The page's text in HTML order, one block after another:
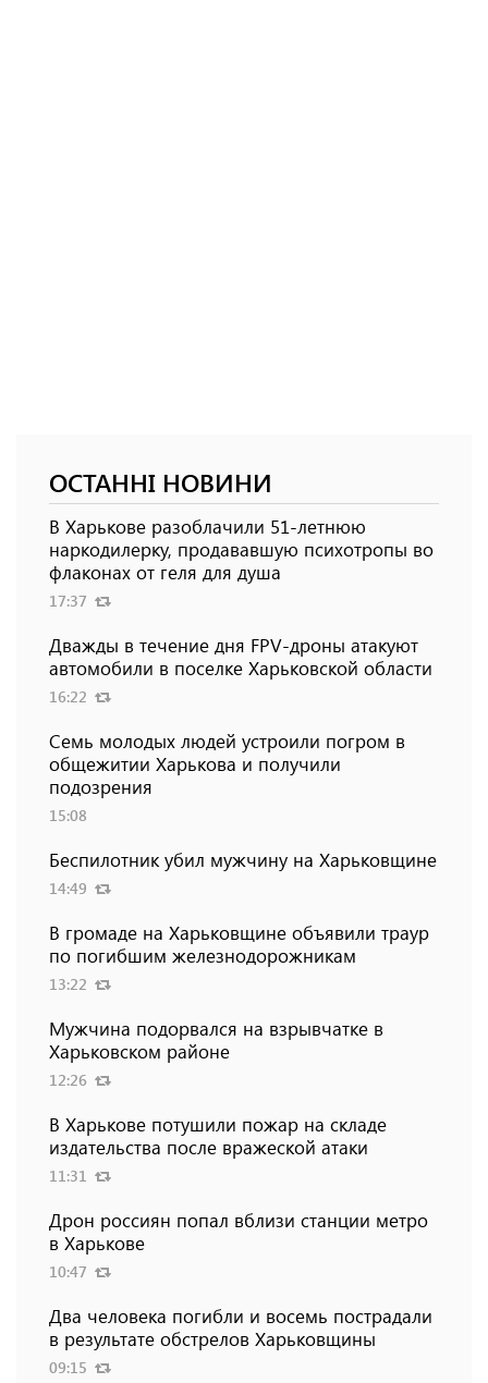
ОСТАННІ НОВИНИ
В Харькове разоблачили 51-летнюю
наркодилерку, продававшую психотропы во
флаконах от геля для душа
17:37
Дважды в течение дня FPV-дроны атакуют
автомобили в поселке Харьковской области
16:22
Семь молодых людей устроили погром в
общежитии Харькова и получили
подозрения
15:08
Беспилотник убил мужчину на Харьковщине
14:49
В громаде на Харьковщине объявили траур
по погибшим железнодорожникам
13:22
Мужчина подорвался на взрывчатке в
Харьковском районе
12:26
В Харькове потушили пожар на складе
издательства после вражеской атаки
11:31
Дрон россиян попал вблизи станции метро
в Харькове
10:47
Два человека погибли и восемь пострадали
в результате обстрелов Харьковщины
09:15